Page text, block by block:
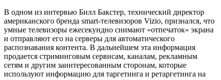
В одном из интервью Билл Бакстер, технический директор
американского бренда smart-телевизоров Vizio, признался, что
умные телевизоры ежесекундно снимают «отпечаток» экрана
и отправляют его на серверы для автоматического
распознавания контента. В дальнейшем эта информация
продается стриминговым сервисам, каналам, рекламным
сетям и другим заинтересованным сторонам, которые
используют информацию для таргетинга и ретаргетинга на